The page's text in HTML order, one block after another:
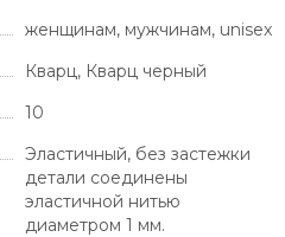
женщинам, мужчинам, unisex
Кварц, Кварц черный
10
Эластичный, без застежки
детали соединены
эластичной нитью
диаметром 1 мм.